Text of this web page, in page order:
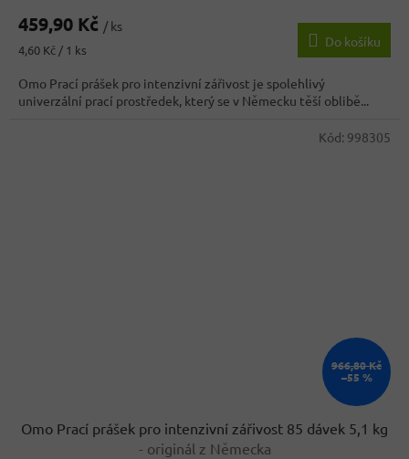
459,90 Kč / ks
Měrná
4,60 Kč / 1 ks
Do košíku
Omo Prací prášek pro intenzivní zářivost je spolehlivý
univerzální prací prostředek, který se v Německu těší oblibě...
966,80 Kč
–55 %
Omo Prací prášek pro intenzivní zářivost 85 dávek 5,1 kg
- originál z Německa
Kód: 998305